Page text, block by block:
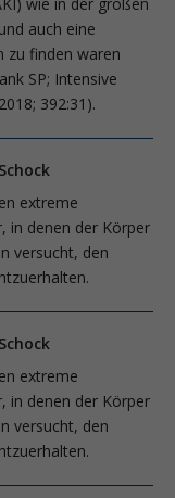
auch eine
zu finden waren
SP; Intensive
392:31).
extreme
in denen der Körper
versucht, den
extreme
in denen der Körper
versucht, den